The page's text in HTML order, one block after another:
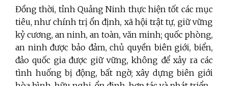
Đồng thời, tỉnh Quảng Ninh thực hiện tốt các mục
tiêu, như chính trị ổn định, xã hội trật tự, giữ vững
kỷ cương, an ninh, an toàn, văn minh; quốc phòng,
an ninh được bảo đảm, chủ quyền biên giới, biển,
đảo quốc gia được giữ vững, không để xảy ra các
tình huống bị động, bất ngờ; xây dựng biên giới